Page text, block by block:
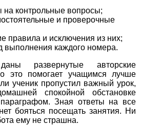
Черчение
Экология
6 7 8 9 10
11
Экономика
6 7 8 9 10 11
на контрольные вопросы;
и проверочные
правила и исключения из них;
выполнения каждого номера.
развернутые авторские
это помогает учащимся лучше
ученик пропустил важный урок,
спокойной обстановке
Зная ответы на все
бояться посещать занятия. Ни
ему не страшна.